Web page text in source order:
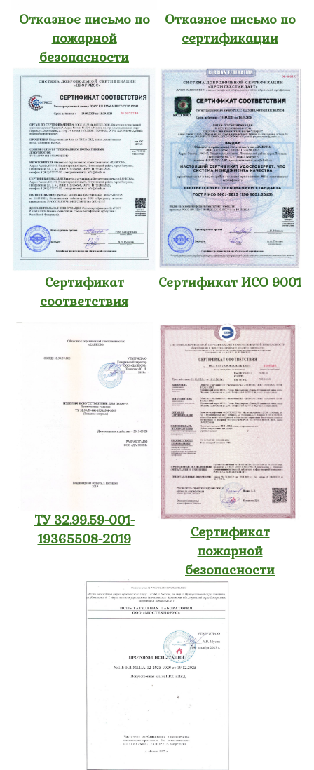
Отказное письмо по
пожарной
безопасности
Отказное письмо по
сертификации
Сертификат
соответствия
Сертификат ИСО 9001
ТУ 32.99.59-001-
19365508-2019
Сертификат
пожарной
безопасности